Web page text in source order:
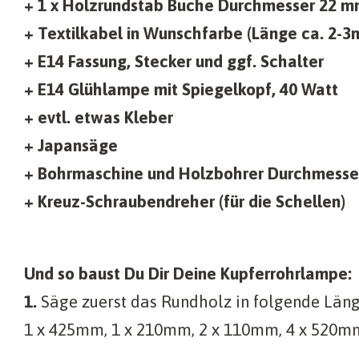
+ 1 x Holzrundstab Buche Durchmesser 22
+ Textilkabel in Wunschfarbe (Länge ca. 2-
+ E14 Fassung, Stecker und ggf. Schalter
+ E14 Glühlampe mit Spiegelkopf, 40 Watt
+ evtl. etwas Kleber
+ Japansäge
+ Bohrmaschine und Holzbohrer
+ Kreuz-Schraubendreher (für die Schellen)
Und so baust Du Dir Deine Kupferrohrlampe:
1. Säge zuerst das Rundholz in folgende
1 x 425mm, 1 x 210mm, 2 x 110mm, 4 x